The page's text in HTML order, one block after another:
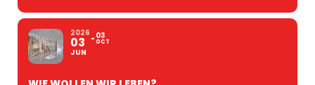
2026
03
JUN
03
OCT